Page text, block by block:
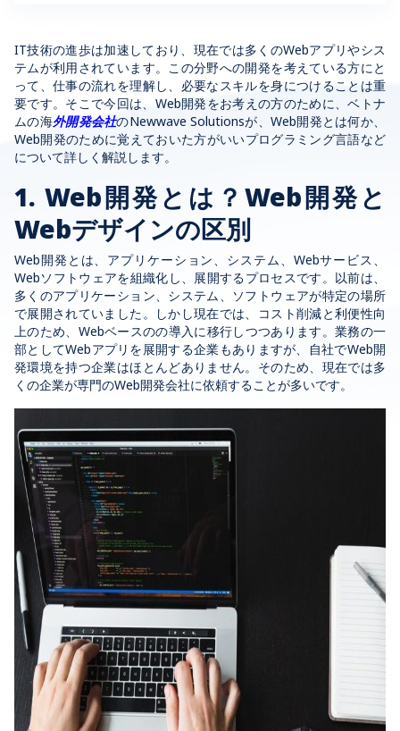
IT技術の進歩は加速しており、現在では多くのWebアプリやシス
テムが利用されています。この分野への開発を考えている方にと
って、仕事の流れを理解し、必要なスキルを身につけることは重
要です。そこで今回は、Web開発をお考えの方のために、ベトナ
ムの海外開発会社のNewwave Solutionsが、Web開発とは何か、
Web開発のために覚えておいた方がいいプログラミング言語など
について詳しく解説します。
1. Web開発とは？Web開発と
Webデザインの区別
Web開発とは、アプリケーション、システム、Webサービス、
Webソフトウェアを組織化し、展開するプロセスです。以前は、
多くのアプリケーション、システム、ソフトウェアが特定の場所
で展開されていました。しかし現在では、コスト削減と利便性向
上のため、Webベースのの導入に移行しつつあります。業務の一
部としてWebアプリを展開する企業もありますが、自社でWeb開
発環境を持つ企業はほとんどありません。そのため、現在では多
くの企業が専門のWeb開発会社に依頼することが多いです。